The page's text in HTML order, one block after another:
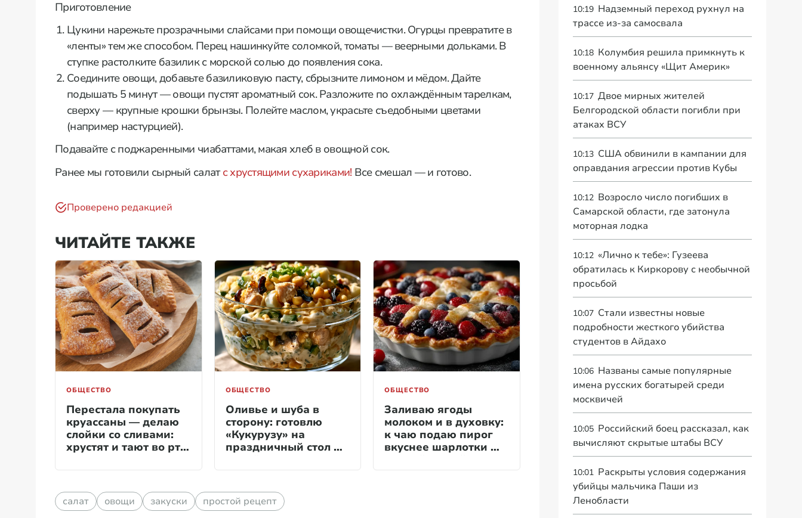
Приготовление
Цукини нарежьте прозрачными слайсами при помощи овощечистки. Огурцы превратите в
«ленты» тем же способом. Перец нашинкуйте соломкой, томаты — веерными дольками. В
ступке растолките базилик с морской солью до появления сока.
Соедините овощи, добавьте базиликовую пасту, сбрызните лимоном и мёдом. Дайте
подышать 5 минут — овощи пустят ароматный сок. Разложите по охлаждённым тарелкам,
сверху — крупные крошки брынзы. Полейте маслом, украсьте съедобными цветами
(например настурцией).
Подавайте с поджаренными чиабаттами, макая хлеб в овощной сок.
Ранее мы готовили сырный салатс хрустящими сухариками!Все смешал — и готово.
Проверено редакцией
ЧИТАЙТЕ ТАКЖЕ
ОБЩЕСТВО
Перестала покупать
круассаны — делаю
слойки со сливами:
хрустят и тают во рту,
ОБЩЕСТВО
Оливье и шуба в
сторону: готовлю
«Кукурузу» на
праздничный стол —
ОБЩЕСТВО
Заливаю ягоды
молоком и в духовку:
к чаю подаю пирог
вкуснее шарлотки —
салат овощи закуски простой рецепт
10:19 Надземный переход рухнул на
трассе из-за самосвала
10:18 Колумбия решила примкнуть к
военному альянсу «Щит Америк»
10:17 Двое мирных жителей
Белгородской области погибли при
атаках ВСУ
10:13 США обвинили в кампании для
оправдания агрессии против Кубы
10:12 Возросло число погибших в
Самарской области, где затонула
моторная лодка
10:12 «Лично к тебе»: Гузеева
обратилась к Киркорову с необычной
просьбой
10:07 Стали известны новые
подробности жесткого убийства
студентов в Айдахо
10:06 Названы самые популярные
имена русских богатырей среди
москвичей
10:05 Российский боец рассказал, как
вычисляют скрытые штабы ВСУ
10:01 Раскрыты условия содержания
убийцы мальчика Паши из
Ленобласти